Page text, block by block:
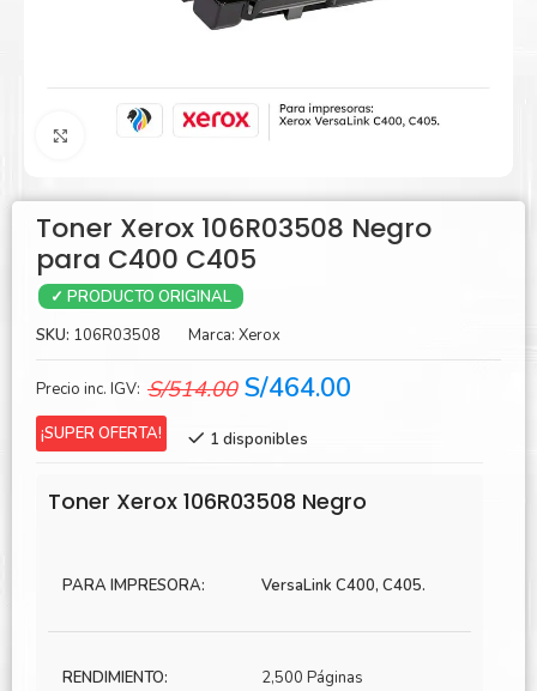
Agrandar
Toner Xerox 106R03508 Negro
para C400 C405
✓ PRODUCTO ORIGINAL
SKU: 106R03508 Marca: Xerox
Precio inc. IGV: S/514.00 El
original
S/514.00.
S/464.00
S/464.00.
¡SUPER OFERTA! 1 disponibles
Toner Xerox 106R03508 Negro
PARA IMPRESORA: VersaLink C400, C405.
RENDIMIENTO: 2,500 Páginas